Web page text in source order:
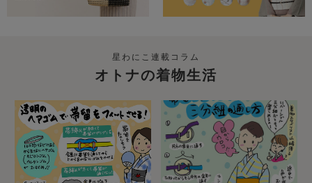
星わにこ連載コラム
オトナの着物生活